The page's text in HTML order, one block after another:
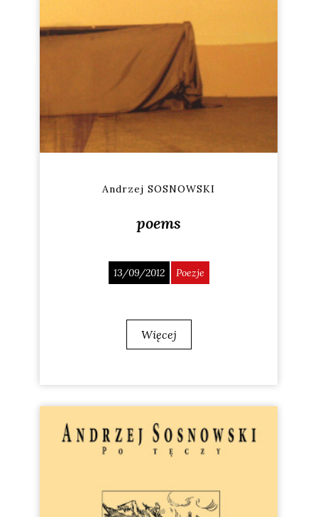
Andrzej SOSNOWSKI
poems
13/09/2012 Poezje
Więcej